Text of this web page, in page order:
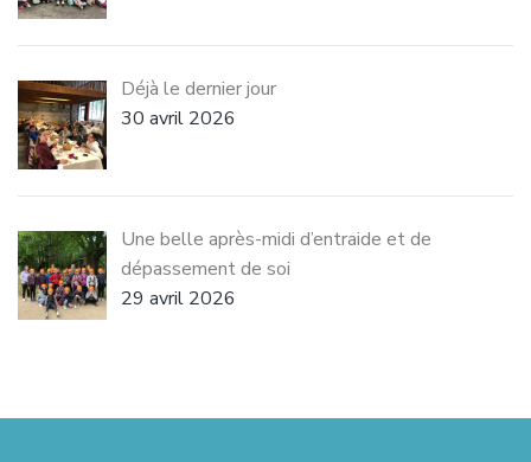
Déjà le dernier jour
30 avril 2026
Une belle après-midi d’entraide et de
dépassement de soi
29 avril 2026